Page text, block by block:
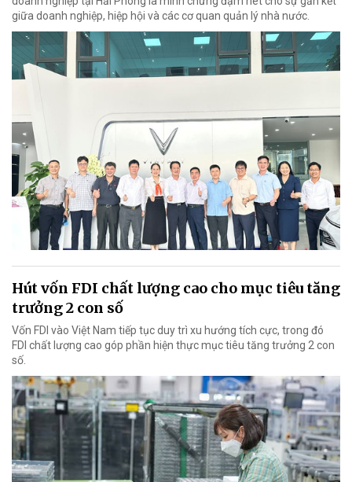
giữa doanh nghiệp, hiệp hội và các cơ quan quản lý nhà nước.
Hút vốn FDI chất lượng cao cho mục tiêu tăng
trưởng 2 con số
Vốn FDI vào Việt Nam tiếp tục duy trì xu hướng tích cực, trong đó
FDI chất lượng cao góp phần hiện thực mục tiêu tăng trưởng 2 con
số.